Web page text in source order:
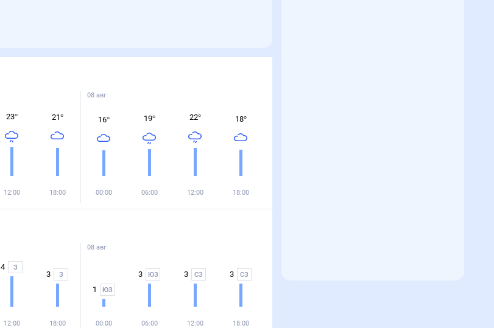
23°
12:00
21°
18:00
08 авг
16°
00:00
19°
06:00
22°
12:00
18°
18:00
4 З
12:00
3 З
18:00
08 авг
1 ЮЗ
00:00
3 ЮЗ
06:00
3 СЗ
12:00
3 СЗ
18:00